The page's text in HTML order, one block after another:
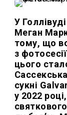
У
Меган
тому, що
з
цього
сукні
у 2022